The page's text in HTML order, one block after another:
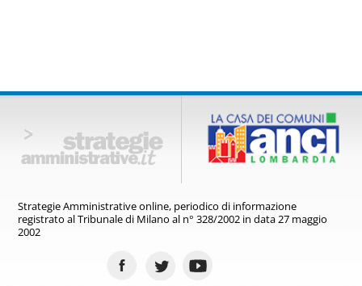
Strategie Amministrative online, periodico di informazione
registratoal Tribunale di Milano al n° 328/2002 in data 27 maggio
2002